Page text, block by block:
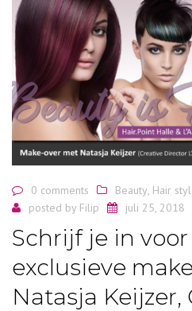
0 comments Beauty, Hair
posted by Filip juli 25, 2018
Schrijf je in
exclusieve
Natasja Keijzer,